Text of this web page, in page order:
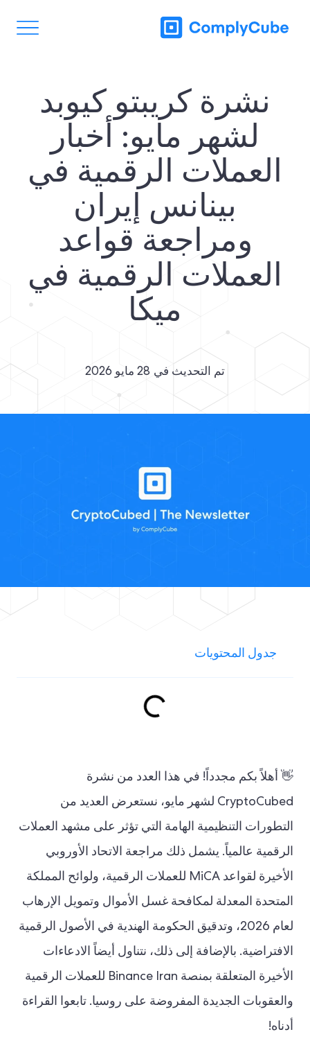
نشرة كريبتو كيوبد
لشهر مايو: أخبار
العملات الرقمية في
بينانس إيران
ومراجعة قواعد
العملات الرقمية في
ميكا
تم التحديث في 28 مايو 2026
👋 أهلاً بكم مجدداً! في هذا العدد من نشرة
CryptoCubed لشهر مايو، نستعرض العديد من
التطورات التنظيمية الهامة التي تؤثر على مشهد العملات
الرقمية عالمياً. يشمل ذلك مراجعة الاتحاد الأوروبي
الأخيرة لقواعد MiCA للعملات الرقمية، ولوائح المملكة
المتحدة المعدلة لمكافحة غسل الأموال وتمويل الإرهاب
لعام 2026، وتدقيق الحكومة الهندية في الأصول الرقمية
الافتراضية. بالإضافة إلى ذلك، نتناول أيضاً الادعاءات
الأخيرة المتعلقة بمنصة Binance Iran للعملات الرقمية
والعقوبات الجديدة المفروضة على روسيا. تابعوا القراءة
أدناه!
جدول المحتويات